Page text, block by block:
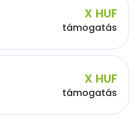
X HUF
támogatás
X HUF
támogatás